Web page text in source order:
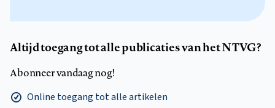
Altijd toegang tot alle publicaties van het NTVG?
Abonneer vandaag nog!
Online toegang tot alle artikelen